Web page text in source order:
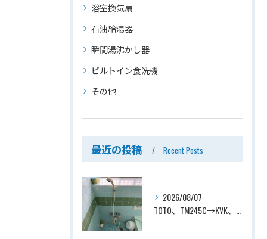
浴室換気扇
石油給湯器
瞬間湯沸かし器
ビルトイン食洗機
その他
最近の投稿 Recent Posts
2026/08/07